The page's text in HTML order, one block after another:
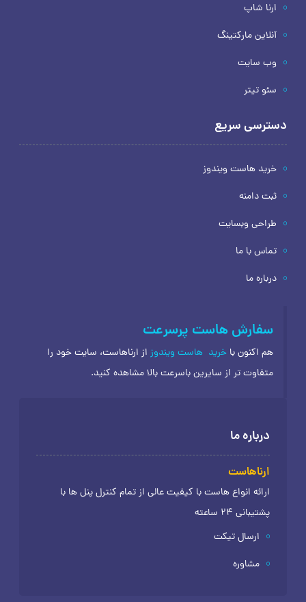
ارنا شاپ
آنلاین مارکتینگ
وب سایت
سئو تیتر
دسترسی سریع
خرید هاست ویندوز
ثبت دامنه
طراحی وبسایت
تماس با ما
درباره ما
سفارش هاست پرسرعت
هم اکنون با خرید هاست ویندوزاز ارناهاست، سایت خود را
متفاوت تر از سایرین باسرعت بالا مشاهده کنید.
درباره ما
ارناهاست
ارائه انواع هاست با کیفیت عالی از تمام کنترل پنل ها با
پشتیبانی 24 ساعته
ارسال تیکت
مشاوره